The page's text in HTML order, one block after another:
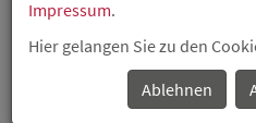
AUFTAKT FÜR
REGIONALE
Attraktive Unternehmen und
Impressum.
Hier gelangen Sie zu den
Ablehnen